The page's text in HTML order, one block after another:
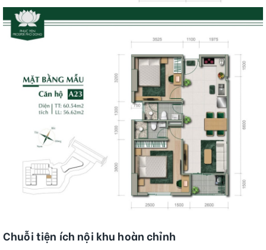
Chuỗi tiện ích nội khu hoàn chỉnh